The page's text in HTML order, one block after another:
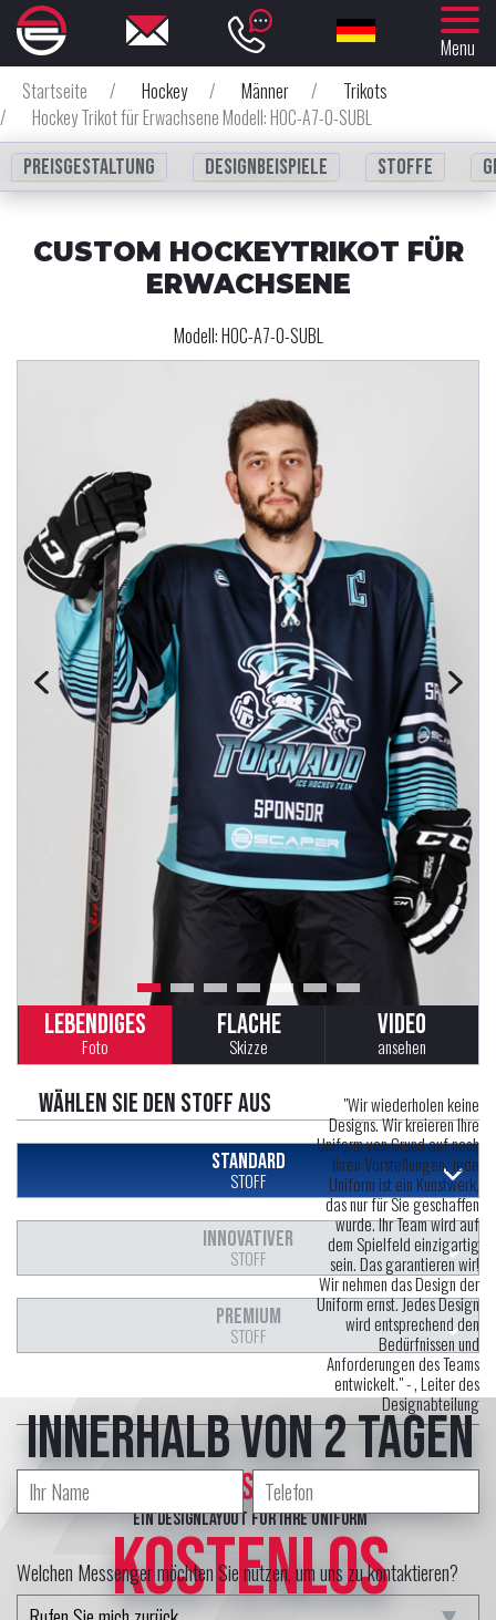
Menu
Startseite
/ Hockey / Männer /
Trikots
/
Hockey Trikot für Erwachsene Modell: HOC-A7-0-SUBL
Preisgestaltung
Designbeispiele Stoffe
CUSTOM HOCKEYTRIKOT FÜR
ERWACHSENE
Modell:HOC-A7-0-SUBL
LEBENDIGES
Foto
FLACHE
Skizze
VIDEO
ansehen
Wählen Sie den Stoff aus
STANDARD
STOFF
INNOVATIVER
STOFF
PREMIUM
STOFF
"Wir wiederholen keine
Designs. Wir kreieren Ihre
Uniform von Grund auf nach
Ihren Vorstellungen. Jede
Uniform ist ein Kunstwerk,
das nur für Sie geschaffen
wurde. Ihr Team wird auf
dem Spielfeld einzigartig
sein. Das garantieren wir!
Wir nehmen das Design der
Uniform ernst. Jedes Design
wird entsprechend den
Bedürfnissen und
Anforderungen des Teams
entwickelt." -, Leiter des
Designabteilung
innerhalb von 2 Tagen
erstellt professional Designer
ein Designlayout für Ihre Uniform
KOSTENLOS
Welchen Messenger möchten Sie nutzen, um uns zu kontaktieren?